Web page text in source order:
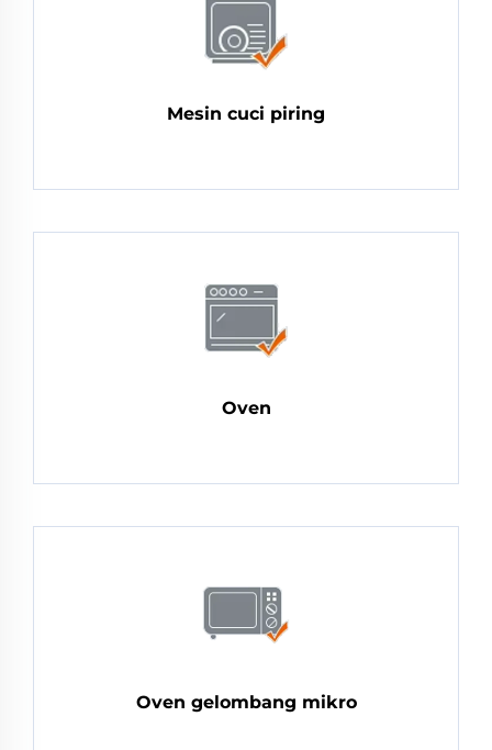
Mesin cuci piring
Oven
Oven gelombang mikro